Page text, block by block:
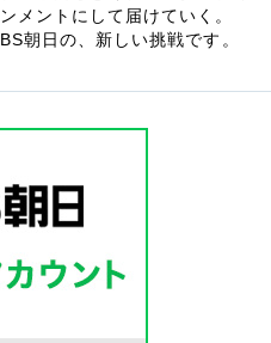
ンメントにして届けていく。
BS朝日の、新しい挑戦です。